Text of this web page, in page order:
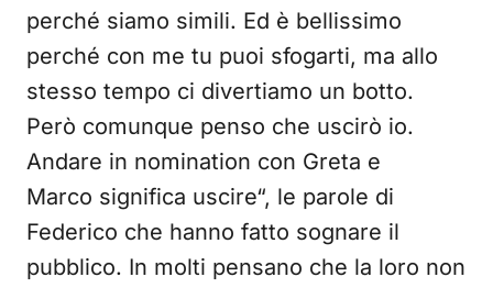
perché siamo simili. Ed è bellissimo
perché con me tu puoi sfogarti, ma allo
stesso tempo ci divertiamo un botto.
Però comunque penso che uscirò io.
Andare in nomination con Greta e
Marco significa uscire“, le parole di
Federico che hanno fatto sognare il
pubblico. In molti pensano che la loro non